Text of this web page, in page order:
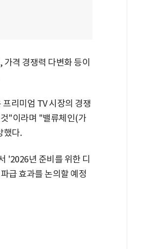
가격 경쟁력 다변화 등이
리미엄 TV 시장의 경쟁
"이라며 "밸류체인(가
했다.
'2026년 준비를 위한 디
급 효과를 논의할 예정